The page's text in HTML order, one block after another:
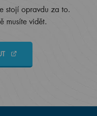
stojí opravdu za to.
musíte vidět.